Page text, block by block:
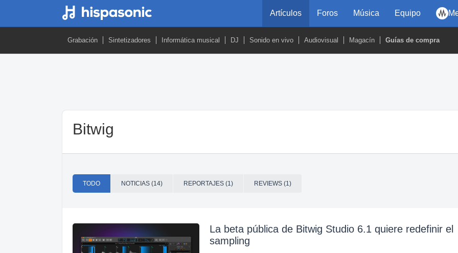
Artículos Foros Música Equipo
Grabación Sintetizadores Informática musical DJ Sonido en vivo Audiovisual Magacín Guías de compra
Bitwig
TODO NOTICIAS (14) REPORTAJES (1) REVIEWS (1)
La beta pública de Bitwig Studio 6.1 quiere redefinir el
sampling